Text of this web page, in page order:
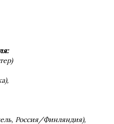
Россия/Финляндия),